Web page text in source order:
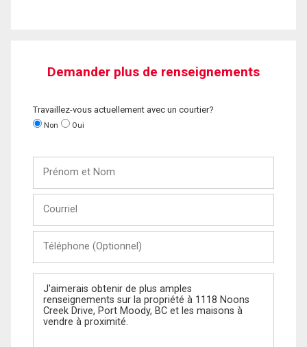
Demander plus de renseignements
Travaillez-vous actuellement avec un courtier?
Non Oui
Nom
(Optionnel)
Message